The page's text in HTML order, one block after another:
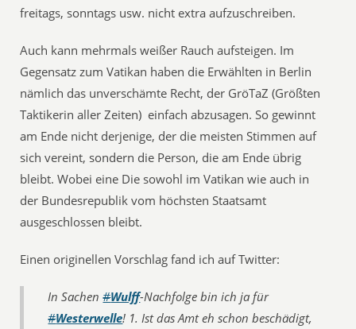
freitags, sonntags usw. nicht extra aufzuschreiben.
Auch kann mehrmals weißer Rauch aufsteigen. Im
Gegensatz zum Vatikan haben die Erwählten in Berlin
nämlich das unverschämte Recht, der GröTaZ (Größten
Taktikerin aller Zeiten) einfach abzusagen. So gewinnt
am Ende nicht derjenige, der die meisten Stimmen auf
sich vereint, sondern die Person, die am Ende übrig
bleibt. Wobei eine Die sowohl im Vatikan wie auch in
der Bundesrepublik vom höchsten Staatsamt
ausgeschlossen bleibt.
Einen originellen Vorschlag fand ich auf Twitter:
In Sachen#Wulff-Nachfolge bin ich ja für
#Westerwelle! 1. Ist das Amt eh schon beschädigt,